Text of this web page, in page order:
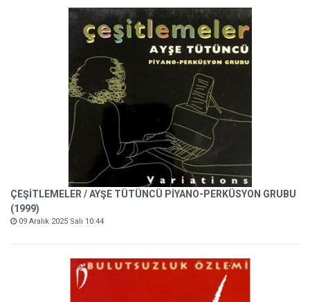
ÇEŞİTLEMELER / AYŞE TÜTÜNCÜ PİYANO-PERKÜSYON GRUBU
(1999)
09 Aralık 2025 Salı 10:44